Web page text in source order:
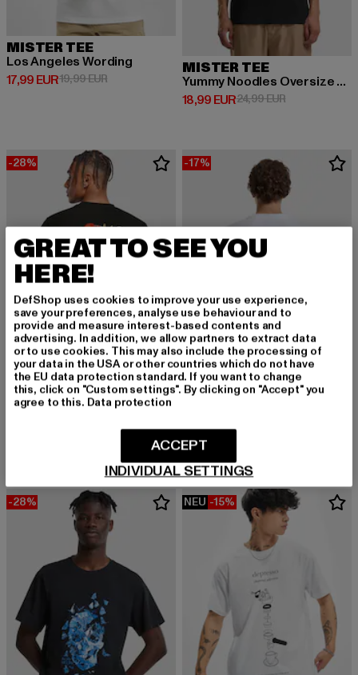
MISTER TEE
Los Angeles Wording
17,99 EUR
Derzeitiger Preis: 17,99 EUR
19,99 EURAktionspreis: 19,99 EUR
MISTER TEE
Yummy Noodles Oversize Tee
18,99 EUR
Derzeitiger Preis: 18,99 EUR
24,99 EURAktionspreis:
-28%
MISTER TEE
Derzeitiger Preis: 17,99 EURAktionspreis: 24,99 EUR
-17%
19,08 EUR
Derzeitiger Preis: 19,08 EUR
-28% NEU -15%
GREAT TO SEE YOU
HERE!
DefShop uses cookies to improve your use experience,
save your preferences, analyse use behaviour and to
provide and measure interest-based contents and
advertising. In addition, we allow partners to extract data
or to use cookies. This may also include the processing of
your data in the USA or other countries which do not have
the EU data protection standard. If you want to change
this, click on "Custom settings". By clicking on "Accept" you
agree to this. Data protection
INDIVIDUAL SETTINGS
ACCEPT